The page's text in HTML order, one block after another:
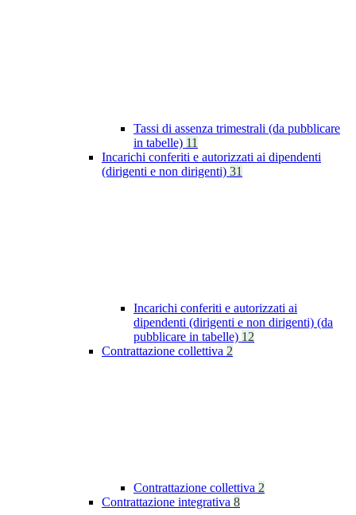
Tassi di assenza trimestrali (da pubblicare
in tabelle) 11
Incarichi conferiti e autorizzati ai dipendenti
(dirigenti e non dirigenti) 31
Incarichi conferiti e autorizzati ai
dipendenti (dirigenti e non dirigenti) (da
pubblicare in tabelle) 12
Contrattazione collettiva 2
Contrattazione collettiva 2
Contrattazione integrativa 8